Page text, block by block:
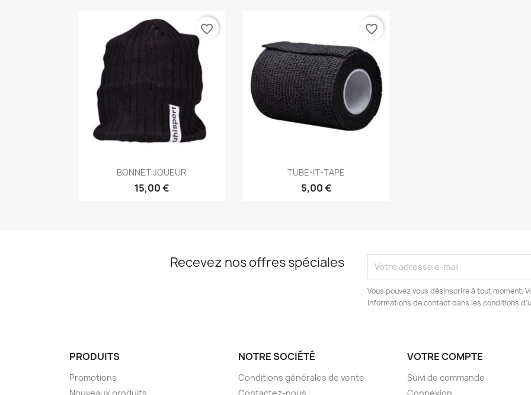
Aperçu rapide
BONNET JOUEUR
15,00 €
favorite_border
Aperçu rapide
TUBE-IT-TAPE
5,00 €
favorite_border
Recevez nos offres spéciales
Vous pouvez vous désinscrire à tout moment.
informations de contact dans les conditions
PRODUITS
Promotions
Nouveaux produits
NOTRE SOCIÉTÉ
Conditions générales de vente
Contactez-nous
VOTRE COMPTE
Suivi de commande
Connexion